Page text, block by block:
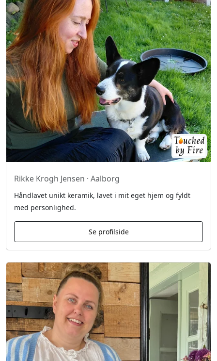
Rikke Krogh Jensen · Aalborg
Håndlavet unikt keramik, lavet i mit eget hjem og fyldt
med personlighed.
Se profilside